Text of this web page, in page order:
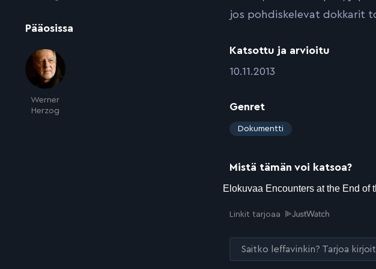
Pääosissa
Werner
Herzog
jos pohdiskelevat dokkarit
Katsottu ja arvioitu
:10.11.2013
Genret
:
Dokumentti
Mistä tämän voi katsoa?
Linkit tarjoaa
Saitko leffavinkin? Tarjoa